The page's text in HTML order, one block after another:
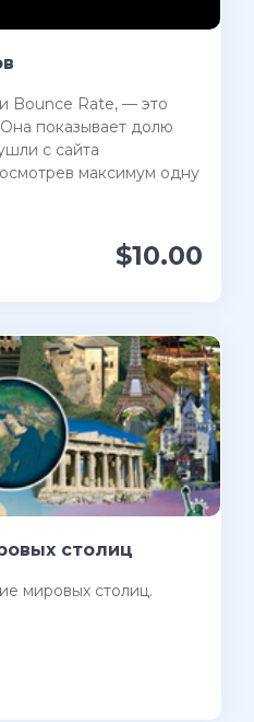
Bounce Rate, — это
показывает долю
с сайта
максимум одну
$10.00
столиц
мировых столиц.